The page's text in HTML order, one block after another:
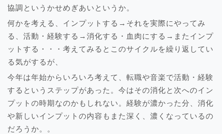
協調というかせめぎあいというか。
何かを考える、インプットする→それを実際にやってみ
る、活動・経験する→消化する・血肉にする→またインプ
ットする・・・考えてみるとこのサイクルを繰り返してい
る気がするが、
今年は年始からいろいろ考えて、転職や音楽で活動・経験
するというステップがあった。今はその消化と次へのイン
プットの時期なのかもしれない。経験が濃かった分、消化
や新しいインプットの内容もまた深く、濃くなっているの
だろうか。。